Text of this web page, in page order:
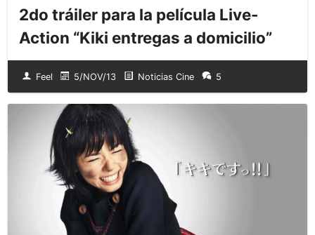
2do tráiler para la película Live-
Action “Kiki entregas a domicilio”
Feel 5/NOV/13 Noticias Cine 5